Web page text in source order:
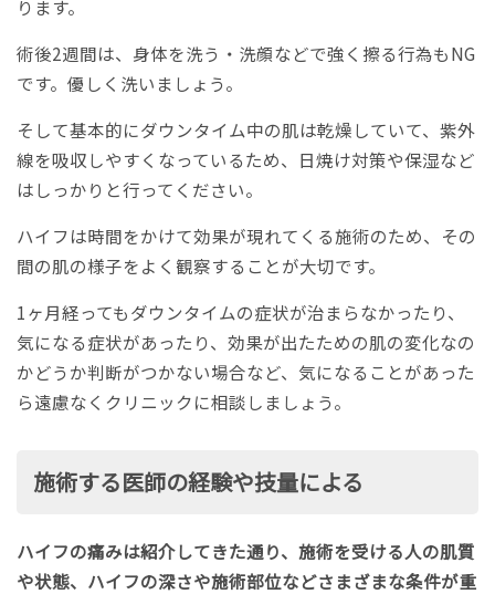
ります。
術後2週間は、身体を洗う・洗顔などで強く擦る行為もNG
です。優しく洗いましょう。
そして基本的にダウンタイム中の肌は乾燥していて、紫外
線を吸収しやすくなっているため、日焼け対策や保湿など
はしっかりと行ってください。
ハイフは時間をかけて効果が現れてくる施術のため、その
間の肌の様子をよく観察することが大切です。
1ヶ月経ってもダウンタイムの症状が治まらなかったり、
気になる症状があったり、効果が出たための肌の変化なの
かどうか判断がつかない場合など、気になることがあった
ら遠慮なくクリニックに相談しましょう。
施術する医師の経験や技量による
ハイフの痛みは紹介してきた通り、施術を受ける人の肌質
や状態、ハイフの深さや施術部位などさまざまな条件が重